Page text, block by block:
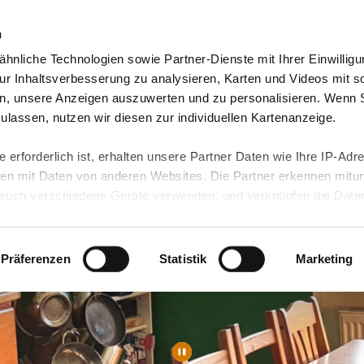
Technologien sowie Partner-Dienste mit Ihrer
Inhaltsverbesserung zu analysieren, Karten und Videos mit
unsere Anzeigen auszuwerten und zu personalisieren. Wenn
nutzen wir diesen zur individuellen Kartenanzeige.
erforderlich ist, erhalten unsere Partner Daten wie Ihre IP-
mit Daten von anderen Websites. Die Partner erkennen
verschiedene Geräte verwenden, und verknüpfen die Daten
Daten führen kann.
unserenDatenschutzhinweisenund in unsererCookie-
Funktionen für diese Zwecke aktiviert sind, müssen Sie
mittels nachfolgender Buttons über Ihre Einwilligung für
erteilte Einwilligung stets für die Zukunft widerrufen. Bitte
Präferenzen Statistik Marketing
& Angebote Presse & Themen Jobs & Karriere